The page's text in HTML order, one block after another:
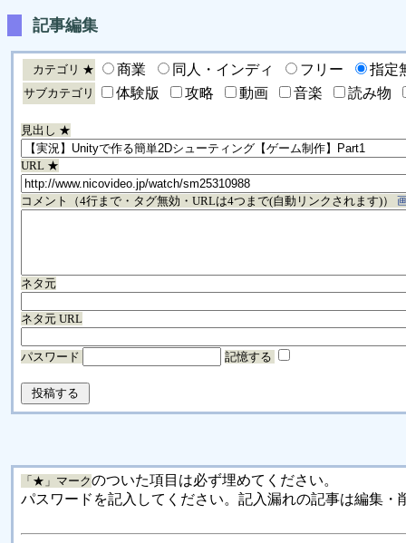
記事編集
カテゴリ ★ 商業 同人・インディ フリー 指定
サブカテゴリ 体験版 攻略 動画 音楽 読み物
見出し ★
URL ★
コメント（4行まで・タグ無効・URLは4つまで(自動リンクされます)）
ネタ元
ネタ元 URL
パスワード 記憶する
「★」マークのついた項目は必ず埋めてください。
パスワードを記入してください。記入漏れの記事は編集・